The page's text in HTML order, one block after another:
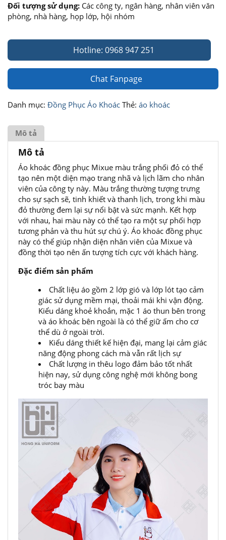
Đối tượng sử dụng: Các công ty, ngân hàng, nhân viên văn
phòng, nhà hàng, họp lớp, hội nhóm
Hotline: 0968 947 251
Chat Fanpage
Danh mục: Đồng Phục Áo Khoác Thẻ: áo khoác
Mô tả
Mô tả
Áo khoác đồng phục Mixue màu trắng phối đỏ có thể
tạo nên một diện mạo trang nhã và lịch lãm cho nhân
viên của công ty này. Màu trắng thường tượng trưng
cho sự sạch sẽ, tinh khiết và thanh lịch, trong khi màu
đỏ thường đem lại sự nổi bật và sức mạnh. Kết hợp
với nhau, hai màu này có thể tạo ra một sự phối hợp
tương phản và thu hút sự chú ý. Áo khoác đồng phục
này có thể giúp nhận diện nhân viên của Mixue và
đồng thời tạo nên ấn tượng tích cực với khách hàng.
Đặc điểm sản phẩm
Chất liệu áo gồm 2 lớp gió và lớp lót tạo cảm
giác sử dụng mềm mại, thoải mái khi vận động.
Kiểu dáng khoẻ khoắn, mặc 1 áo thun bên trong
và áo khoác bên ngoài là có thể giữ ấm cho cơ
thể dù ở ngoài trời.
Kiểu dáng thiết kế hiện đại, mang lại cảm giác
năng động phong cách mà vẫn rất lịch sự
Chất lượng in thêu logo đảm bảo tốt nhất
hiện nay, sử dụng công nghệ mới không bong
tróc bay màu